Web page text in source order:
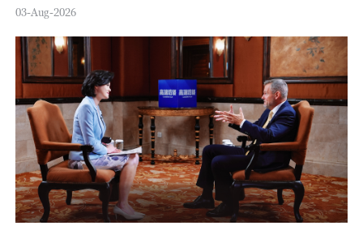
Ningbo
03-Aug-2026